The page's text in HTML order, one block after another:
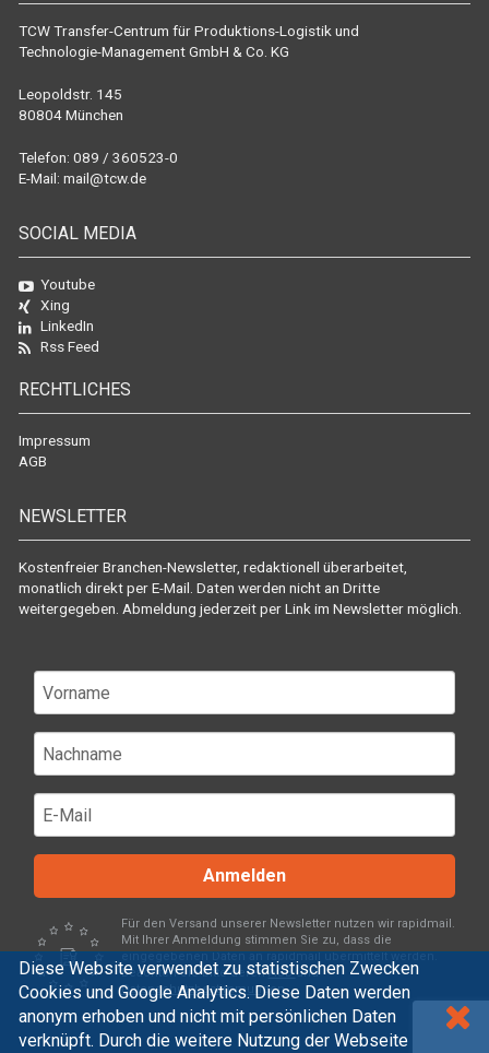
Diese Website verwendet zu statistischen Zwecken
Cookies und Google Analytics. Diese Daten werden
anonym erhoben und nicht mit persönlichen Daten
verknüpft. Durch die weitere Nutzung der Webseite
TCW Transfer-Centrum für Produktions-Logistik und
Technologie-Management GmbH & Co. KG
Leopoldstr. 145
80804 München
Telefon: 089 / 360523-0
E-Mail: mail@tcw.de
SOCIAL MEDIA
Youtube
Xing
LinkedIn
Rss Feed
RECHTLICHES
Impressum
AGB
NEWSLETTER
Kostenfreier Branchen-Newsletter, redaktionell überarbeitet,
monatlich direkt per E-Mail. Daten werden nicht an Dritte
weitergegeben. Abmeldung jederzeit per Link im Newsletter möglich.
Anmelden
Für den Versand unserer Newsletter nutzen wir rapidmail.
Mit Ihrer Anmeldung stimmen Sie zu, dass die
eingegebenen Daten an rapidmail übermittelt werden.
Beachten Sie bitte derenAGBund
Datenschutzbestimmungen.